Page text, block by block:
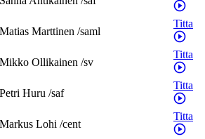
Matias Marttinen /saml
Titta
Mikko Ollikainen /sv
Titta
Petri Huru /saf
Titta
Markus Lohi /cent
Titta